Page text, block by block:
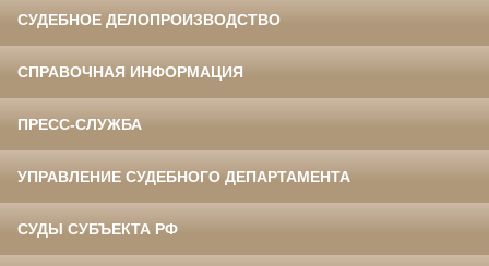
СУДЕБНОЕ ДЕЛОПРОИЗВОДСТВО
СПРАВОЧНАЯ ИНФОРМАЦИЯ
ПРЕСС-СЛУЖБА
УПРАВЛЕНИЕ СУДЕБНОГО ДЕПАРТАМЕНТА
СУДЫ СУБЪЕКТА РФ